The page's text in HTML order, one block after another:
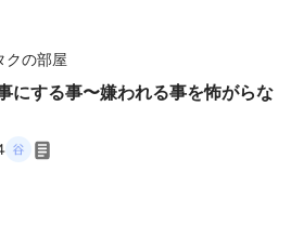
クの部屋
にする事〜嫌われる事を怖がらな